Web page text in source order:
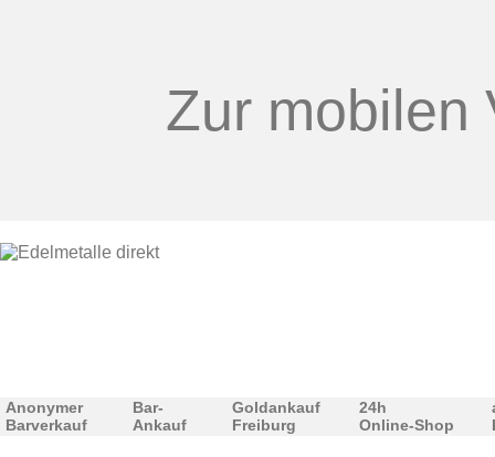
Zur mobilen
Anonymer
Barverkauf
Bar-
Ankauf
Goldankauf
Freiburg
24h
Online-Shop